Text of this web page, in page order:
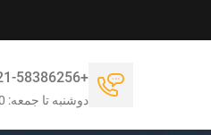
+86-21-58386256
دوشنبه تا جمعه: 9:00 صبح تا 12:00 بعد از ظهر